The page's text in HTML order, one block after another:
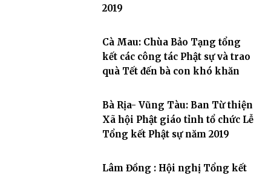
2019
Cà Mau: Chùa Bảo Tạng tổng
kết các công tác Phật sự và trao
quà Tết đến bà con khó khăn
Bà Rịa- Vũng Tàu: Ban Từ thiện
Xã hội Phật giáo tỉnh tổ chức Lễ
Tổng kết Phật sự năm 2019
Lâm Đồng : Hội nghị Tổng kết